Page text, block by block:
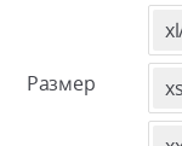
Размер